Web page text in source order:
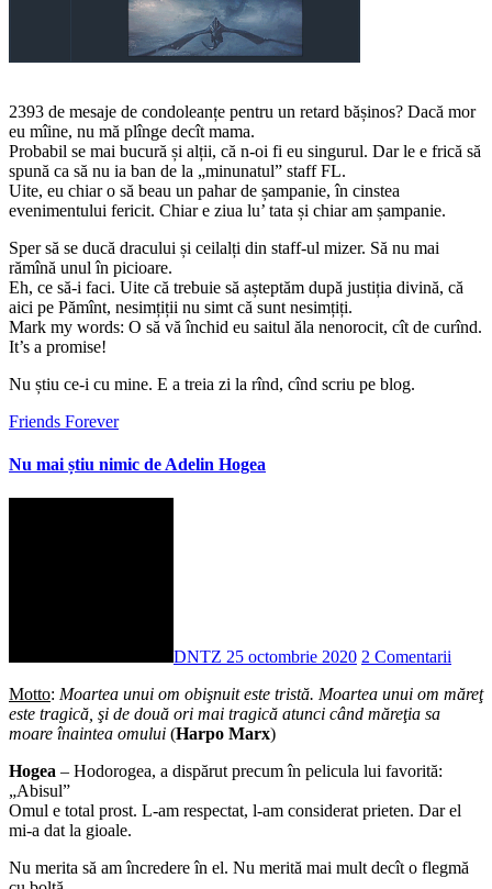
2393 de mesaje de condoleanțe pentru un retard bășinos? Dacă mor
eu mîine, nu mă plînge decît mama.
Probabil se mai bucură și alții, că n-oi fi eu singurul. Dar le e frică să
spună ca să nu ia ban de la „minunatul” staff FL.
Uite, eu chiar o să beau un pahar de șampanie, în cinstea
evenimentului fericit. Chiar e ziua lu’ tata și chiar am șampanie.
Sper să se ducă dracului și ceilalți din staff-ul mizer. Să nu mai
rămînă unul în picioare.
Eh, ce să-i faci. Uite că trebuie să așteptăm după justiția divină, că
aici pe Pămînt, nesimțiții nu simt că sunt nesimțiți.
Mark my words: O să vă închid eu saitul ăla nenorocit, cît de curînd.
It’s a promise!
Nu știu ce-i cu mine. E a treia zi la rînd, cînd scriu pe blog.
Friends Forever
Nu mai știu nimic de Adelin Hogea
DNTZ 25 octombrie 2020 2 Comentarii
Motto: Moartea unui om obişnuit este tristă. Moartea unui om măreţ
este tragică, şi de două ori mai tragică atunci când măreţia sa
moare înaintea omului (Harpo Marx)
Hogea – Hodorogea, a dispărut precum în pelicula lui favorită:
„Abisul”
Omul e total prost. L-am respectat, l-am considerat prieten. Dar el
mi-a dat la gioale.
Nu merita să am încredere în el. Nu merită mai mult decît o flegmă